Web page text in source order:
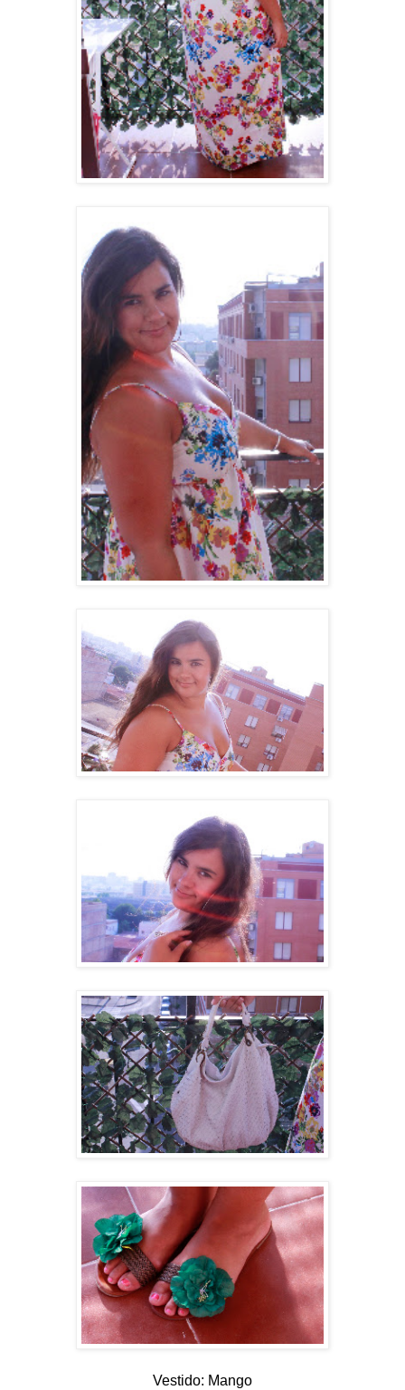
Vestido: Mango